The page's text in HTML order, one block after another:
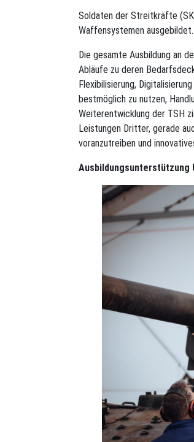
Soldaten der Streitkräfte
Waffensystemen ausgebildet.
Die gesamte Ausbildung an
Abläufe zu deren
Flexibilisierung,
bestmöglich zu nutzen,
Weiterentwicklung der TSH
Leistungen Dritter, gerade
voranzutreiben und
Ausbildungsunterstützung